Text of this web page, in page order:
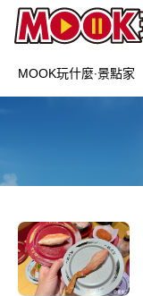
MOOK玩什麼‧景點家